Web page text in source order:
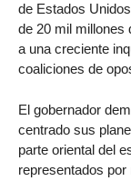
de Estados
de 20 mil millones
a una creciente
coaliciones de
El gobernador
centrado sus
parte oriental del
representados